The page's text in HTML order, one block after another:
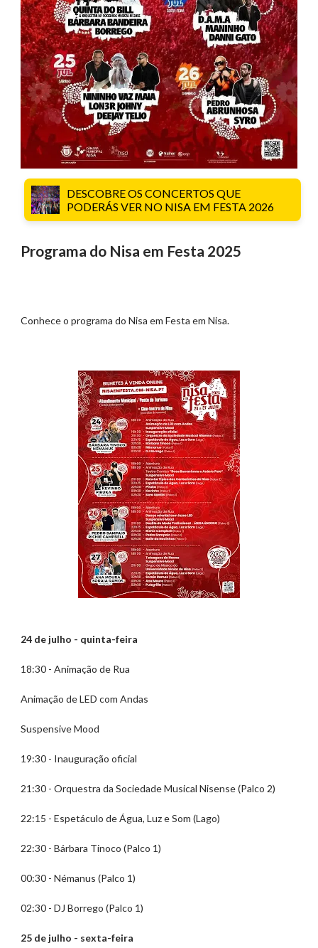
DESCOBRE OS CONCERTOS QUE
PODERÁS VER NO NISA EM FESTA 2026
Programa do Nisa em Festa 2025
Conhece o programa do Nisa em Festa em Nisa.
24 de julho - quinta-feira
18:30 - Animação de Rua
Animação de LED com Andas
Suspensive Mood
19:30 - Inauguração oficial
21:30 - Orquestra da Sociedade Musical Nisense (Palco 2)
22:15 - Espetáculo de Água, Luz e Som (Lago)
22:30 - Bárbara Tinoco (Palco 1)
00:30 - Némanus (Palco 1)
02:30 - DJ Borrego (Palco 1)
25 de julho - sexta-feira